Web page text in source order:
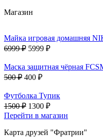
Магазин
Майка игровая домашняя
6999 ₽ 5999 ₽
Маска защитная чёрная
500 ₽ 400 ₽
Футболка Тупик
1500 ₽ 1300 ₽
Перейти в магазин
Карта друзей "Фратрии"